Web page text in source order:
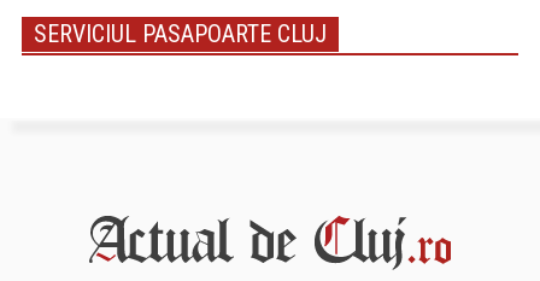
SERVICIUL PASAPOARTE CLUJ